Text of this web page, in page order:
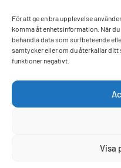
För att ge en bra upplevelse
komma åt enhetsinformation. När
behandla data som surfbeteende
samtycker eller om du återkallar
funktioner negativt.
Visa